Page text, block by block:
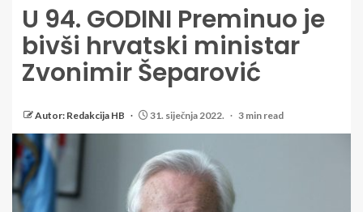
U 94. GODINI Preminuo je
bivši hrvatski ministar
Zvonimir Šeparović
Autor: Redakcija HB 31. siječnja 2022. 3 min read